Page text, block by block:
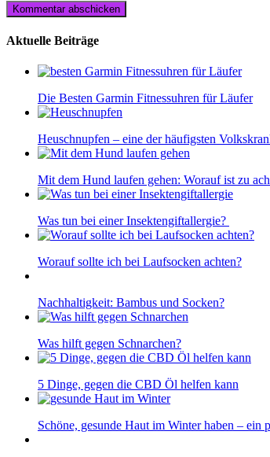
Aktuelle Beiträge
Die Besten Garmin Fitnessuhren für Läufer
Heuschnupfen – eine der häufigsten
Mit dem Hund laufen gehen: Worauf ist zu
Was tun bei einer Insektengiftallergie?
Worauf sollte ich bei Laufsocken achten?
Nachhaltigkeit: Bambus und Socken?
Was hilft gegen Schnarchen?
5 Dinge, gegen die CBD Öl helfen kann
Schöne, gesunde Haut im Winter haben – ein